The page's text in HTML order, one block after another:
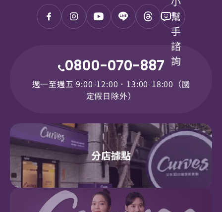
幫
手
諮
詢
0800-070-887
週一至週五 9:00-12:00．13:00-18:00（國
定假日除外）
分店據點